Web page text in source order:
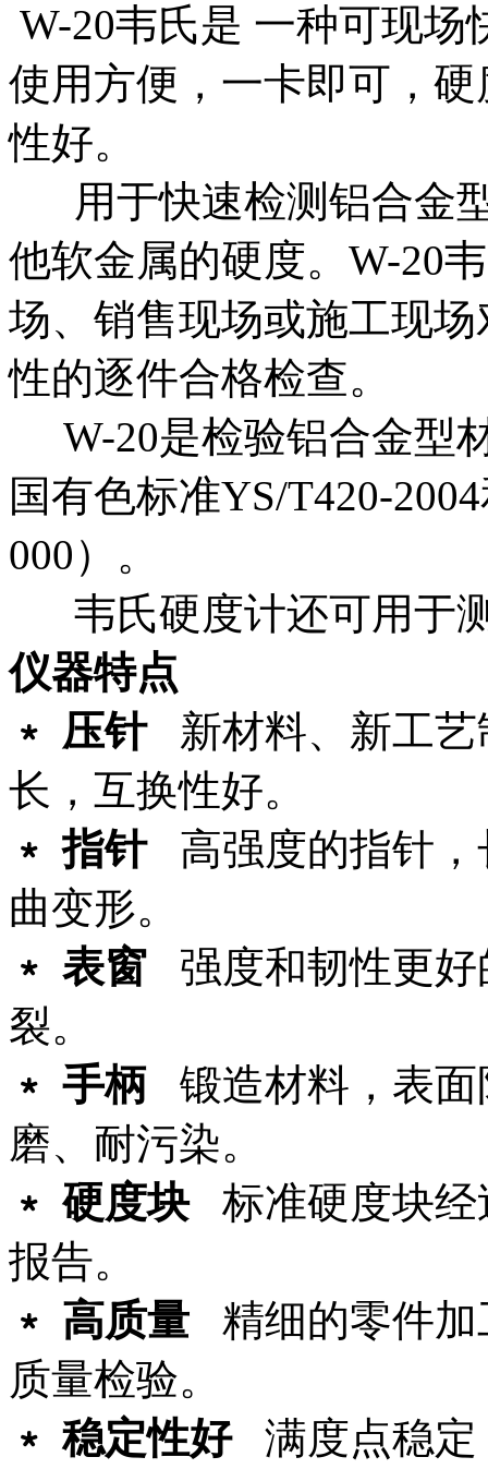
W-20韦氏是 一种可现场
使用方便，一卡即可，
性好。
用于快速检测铝合金
他软金属的硬度。 W-20
场、销售现场或施工现
性的逐件合格检查。
W-20是检验铝合金型
国有色标准YS/T420-
000）。
韦氏硬度计还可用于
仪器特点
﹡ 压针新材料、新工艺
长，互换性好。
﹡ 指针高强度的指针，
曲变形。
﹡ 表窗 强度和韧性更好
裂。
﹡ 手柄 锻造材料，表面
磨、耐污染。
﹡ 硬度块标准硬度块经
报告。
﹡ 高质量 精细的零件加
质量检验。
﹡ 稳定性好满度点稳定